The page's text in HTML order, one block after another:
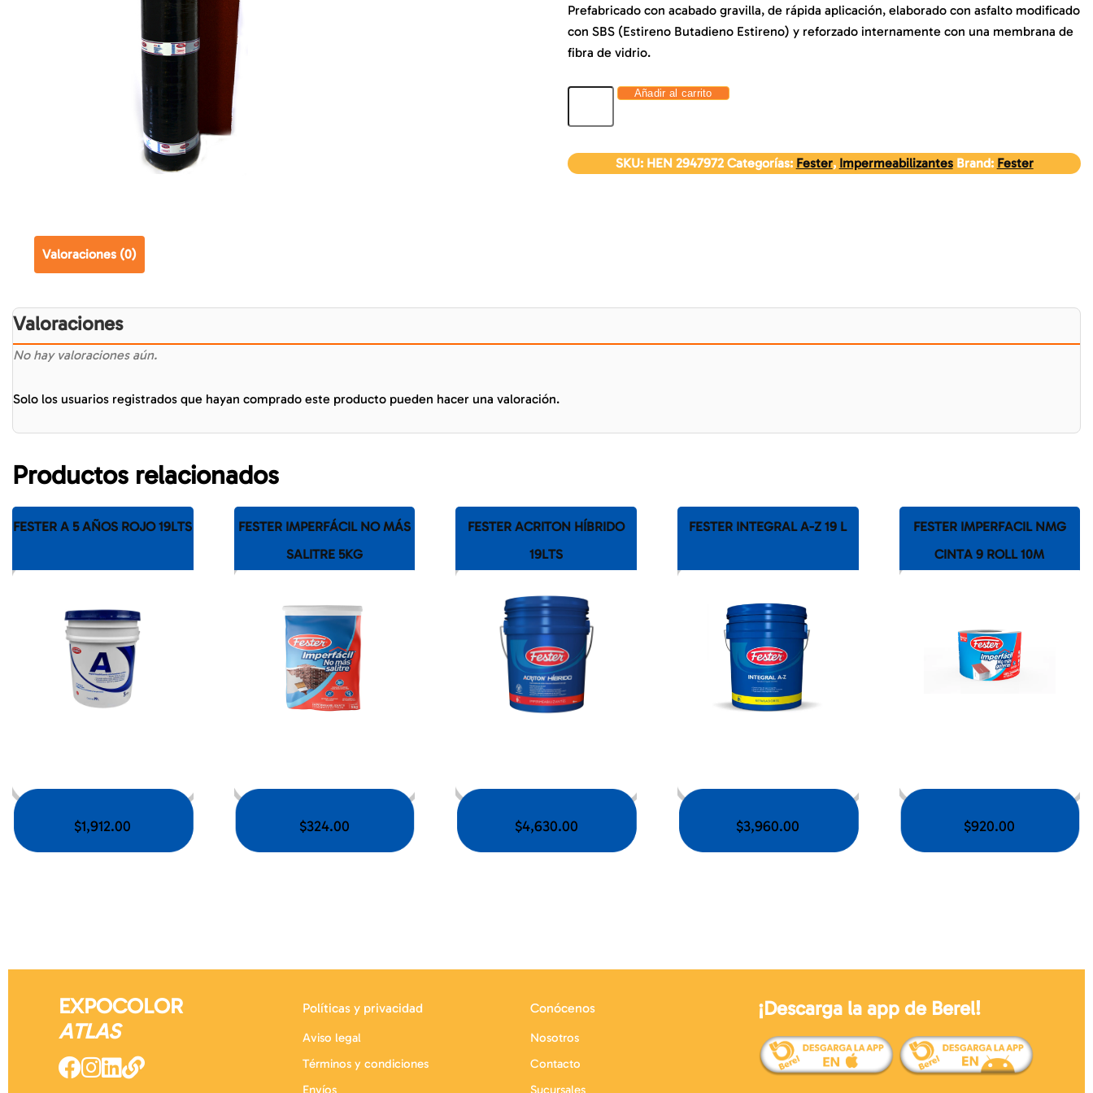
Prefabricado con acabado gravilla, de rápida aplicación, elaborado con asfalto modificado
con SBS (Estireno Butadieno Estireno) y reforzado internamente con una membrana de
fibra de vidrio.
Añadir al carrito
SKU: HEN 2947972 Categorías: Fester, Impermeabilizantes Brand: Fester
Valoraciones (0)
Valoraciones
No hay valoraciones aún.
Solo los usuarios registrados que hayan comprado este producto pueden hacer una valoración.
Productos relacionados
FESTER A 5 AÑOS ROJO 19LTS
$1,912.00
FESTER IMPERFÁCIL NO MÁS
SALITRE 5KG
$324.00
FESTER ACRITON HÍBRIDO
19LTS
$4,630.00
FESTER INTEGRAL A-Z 19 L
$3,960.00
FESTER IMPERFACIL NMG
CINTA 9 ROLL 10M
$920.00
EXPOCOLOR
ATLAS
Políticas y privacidad
Aviso legal
Términos y condiciones
Envíos
Conócenos
Nosotros
Contacto
Sucursales
¡Descarga la app de Berel!